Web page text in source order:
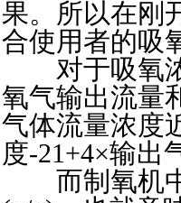
果。所以在刚
合使用者的吸
对于吸氧浓
氧气输出流量
气体流量浓度
度-21+4×输出
而制氧机中